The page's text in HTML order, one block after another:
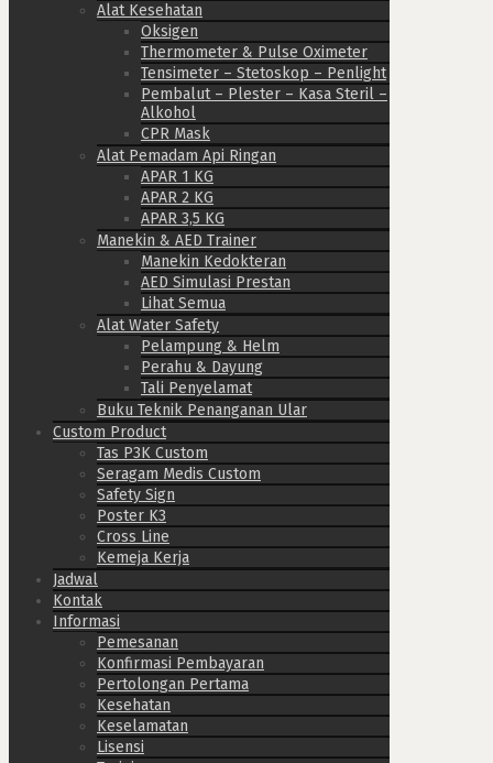
Alat Kesehatan
Oksigen
Thermometer & Pulse Oximeter
Tensimeter – Stetoskop – Penlight
Pembalut – Plester – Kasa Steril –
Alkohol
CPR Mask
Alat Pemadam Api Ringan
APAR 1 KG
APAR 2 KG
APAR 3,5 KG
Manekin & AED Trainer
Manekin Kedokteran
AED Simulasi Prestan
Lihat Semua
Alat Water Safety
Pelampung & Helm
Perahu & Dayung
Tali Penyelamat
Buku Teknik Penanganan Ular
Custom Product
Tas P3K Custom
Seragam Medis Custom
Safety Sign
Poster K3
Cross Line
Kemeja Kerja
Jadwal
Kontak
Informasi
Pemesanan
Konfirmasi Pembayaran
Pertolongan Pertama
Kesehatan
Keselamatan
Lisensi